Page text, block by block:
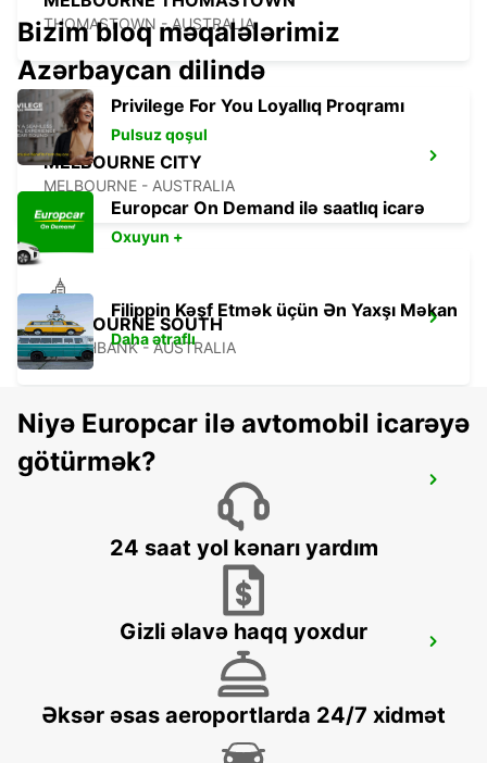
THOMASTOWN - AUSTRALIA
MELBOURNE CITY
MELBOURNE - AUSTRALIA
MELBOURNE SOUTH
SOUTHBANK - AUSTRALIA
MELBOURNE ALBERT PARK
ALBERT PARK - AUSTRALIA
MELBOURNE HOPPERS CROSSING
HOPPERS CROSSING - AUSTRALIA
Bizim bloq məqalələrimiz
Azərbaycan dilində
Privilege For You Loyallıq Proqramı
Pulsuz qoşul
Europcar On Demand ilə saatlıq icarə
Oxuyun +
Filippin Kəşf Etmək üçün Ən Yaxşı Məkan
Daha ətraflı
Niyə Europcar ilə avtomobil icarəyə
götürmək?
24 saat yol kənarı yardım
Gizli əlavə haqq yoxdur
Əksər əsas aeroportlarda 24/7 xidmət